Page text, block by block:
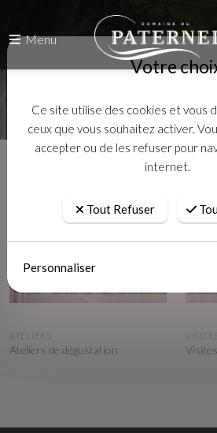
Menu
APERÇU RAPIDE
ATELIERS
Ateliers de dégustation
Votre
Ce site utilise des cookies et vous
ceux que vous souhaitez activer.
accepter ou de les refuser pour
internet.
Tout Refuser
Personnaliser